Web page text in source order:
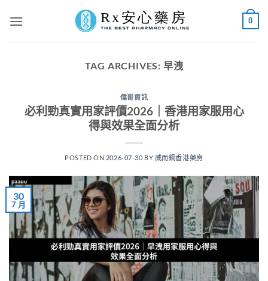
0
TAG ARCHIVES: 早洩
偉哥資訊
必利勁真實用家評價2026｜香港用家服用心
得與效果全面分析
POSTED ON 2026-07-30 BY 威而鋼香港藥房
30
7 月